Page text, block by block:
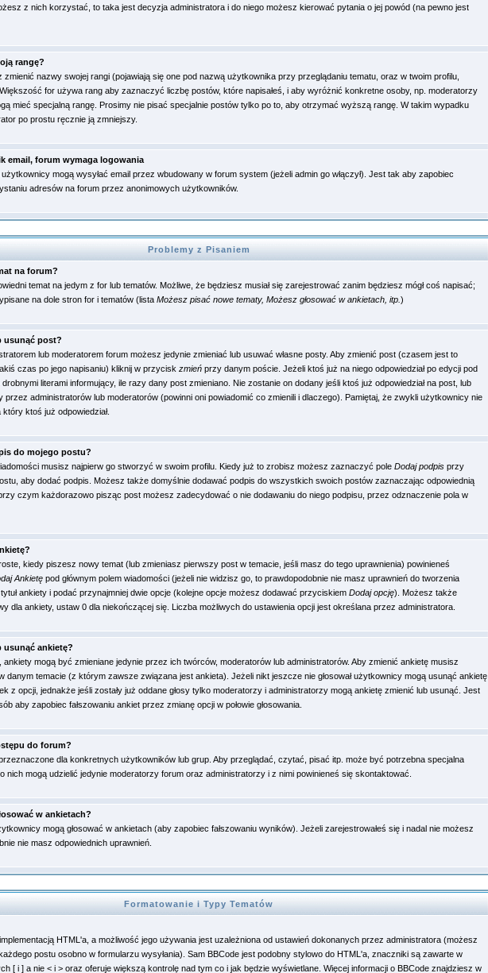
z nich korzystać, to taka jest decyzja administratora i do niego możesz kierować pytania o jej powód (na pewno jest
rangę?
zmienić nazwy swojej rangi (pojawiają się one pod nazwą użytkownika przy przeglądaniu tematu, oraz w twoim profilu,
for używa rang aby zaznaczyć liczbę postów, które napisałeś, i aby wyróżnić konkretne osoby, np. moderatorzy
mieć specjalną rangę. Prosimy nie pisać specjalnie postów tylko po to, aby otrzymać wyższą rangę. W takim wypadku
po prostu ręcznie ją zmniejszy.
email, forum wymaga logowania
mogą wysyłać email przez wbudowany w forum system (jeżeli admin go włączył). Jest tak aby zapobiec
adresów na forum przez anonimowych użytkowników.
Problemy z Pisaniem
na forum?
temat na jedym z for lub tematów. Możliwe, że będziesz musiał się zarejestrować zanim będziesz mógł coś napisać;
na dole stron for i tematów (lista Możesz pisać nowe tematy, Możesz głosować w ankietach, itp. )
usunąć post?
lub moderatorem forum możesz jedynie zmieniać lub usuwać własne posty. Aby zmienić post (czasem jest to
czas po jego napisaniu) kliknij w przycisk zmień przy danym poście. Jeżeli ktoś już na niego odpowiedział po edycji pod
literami informujący, ile razy dany post zmieniano. Nie zostanie on dodany jeśli ktoś już odpowiedział na post, lub
przez administratorów lub moderatorów (powinni oni powiadomić co zmienili i dlaczego). Pamiętaj, że zwykli użytkownicy nie
ktoś już odpowiedział.
do mojego postu?
musisz najpierw go stworzyć w swoim profilu. Kiedy już to zrobisz możesz zaznaczyć pole Dodaj podpis przy
aby dodać podpis. Możesz także domyślnie dodawać podpis do wszystkich swoich postów zaznaczając odpowiednią
czym każdorazowo pisząc post możesz zadecydować o nie dodawaniu do niego podpisu, przez odznaczenie pola w
kiedy piszesz nowy temat (lub zmieniasz pierwszy post w temacie, jeśli masz do tego uprawnienia) powinieneś
Ankietę pod głównym polem wiadomości (jeżeli nie widzisz go, to prawdopodobnie nie masz uprawnień do tworzenia
ankiety i podać przynajmniej dwie opcje (kolejne opcje możesz dodawać przyciskiem Dodaj opcję). Możesz także
dla ankiety, ustaw 0 dla niekończącej się. Liczba możliwych do ustawienia opcji jest określana przez administratora.
usunąć ankietę?
ankiety mogą być zmieniane jedynie przez ich twórców, moderatorów lub administratorów. Aby zmienić ankietę musisz
danym temacie (z którym zawsze związana jest ankieta). Jeżeli nikt jeszcze nie głosował użytkownicy mogą usunąć ankietę
z opcji, jednakże jeśli zostały już oddane głosy tylko moderatorzy i administratorzy mogą ankietę zmienić lub usunąć. Jest
aby zapobiec fałszowaniu ankiet przez zmianę opcji w połowie głosowania.
do forum?
dla konkretnych użytkowników lub grup. Aby przeglądać, czytać, pisać itp. może być potrzebna specjalna
nich mogą udzielić jedynie moderatorzy forum oraz administratorzy i z nimi powinieneś się skontaktować.
w ankietach?
mogą głosować w ankietach (aby zapobiec fałszowaniu wyników). Jeżeli zarejestrowałeś się i nadal nie możesz
nie masz odpowiednich uprawnień.
Formatowanie i Typy Tematów
HTML'a, a możliwość jego używania jest uzależniona od ustawień dokonanych przez administratora (możesz
postu osobno w formularzu wysyłania). Sam BBCode jest podobny stylowo do HTML'a, znaczniki są zawarte w
[ i ] a nie < i > oraz oferuje większą kontrolę nad tym co i jak będzie wyświetlane. Więcej informacji o BBCode znajdziesz w